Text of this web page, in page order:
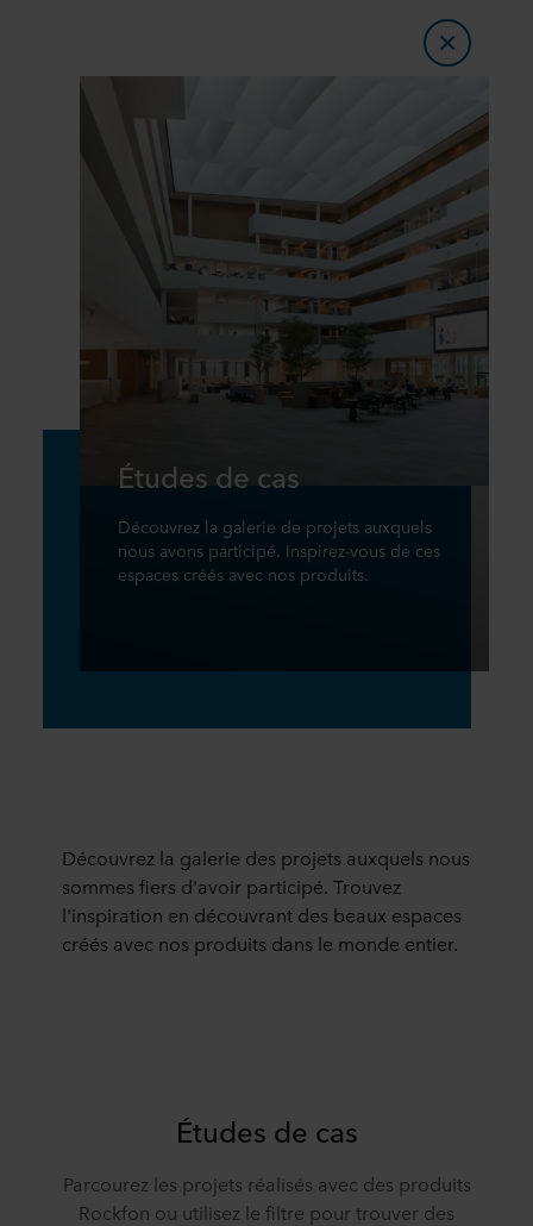
Études de cas
Découvrez la galerie de projets auxquels
nous avons participé. Inspirez-vous de ces
espaces créés avec nos produits.
Découvrez la galerie des projets auxquels nous
sommes fiers d'avoir participé. Trouvez
l'inspiration en découvrant des beaux espaces
créés avec nos produits dans le monde entier.
Études de cas
Parcourez les projets réalisés avec des produits
Rockfon ou utilisez le filtre pour trouver des